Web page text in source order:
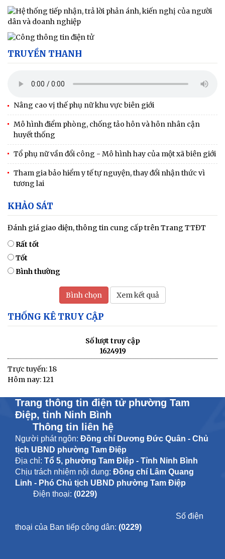
TRUYỀN THANH
Nâng cao vị thế phụ nữ khu vực biên giới
Mô hình điểm phòng, chống tảo hôn và hôn nhân cận
huyết thống
Tổ phụ nữ vần đổi công - Mô hình hay của một xã biên giới
Tham gia bảo hiểm y tế tự nguyện, thay đổi nhận thức vì
tương lai
KHẢO SÁT
Đánh giá giao diện, thông tin cung cấp trên Trang TTĐT
Rất tốt
Tốt
Bình thường
Bình chọn Xem kết quả
THỐNG KÊ TRUY CẬP
Số lượt truy cập
1624919
Trực tuyến: 18
Hôm nay: 121
Trang thông tin điện tử phường Tam
Điệp, tỉnh Ninh Bình
Thông tin liên hệ
Người phát ngôn: Đồng chí Dương Đức Quân - Chủ
tịch UBND phường Tam Điệp
Địa chỉ: Tổ 5, phường Tam Điệp - Tỉnh Ninh Bình
Chịu trách nhiệm nội dung: Đồng chí Lâm Quang
Linh - Phó Chủ tịch UBND phường Tam Điệp
Điện thoại: (0229)
Số điện
thoại của Ban tiếp công dân: (0229)